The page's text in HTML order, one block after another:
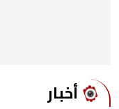
أخبار